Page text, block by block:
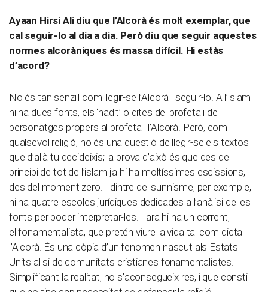
Ayaan Hirsi Ali diu que l’Alcorà és molt exemplar, que
cal seguir-lo al dia a dia. Però diu que seguir aquestes
normes alcoràniques és massa difícil. Hi estàs
d’acord?
No és tan senzill com llegir-se l’Alcorà i seguir-lo. A l’islam
hi ha dues fonts, els ‘hadit’ o dites del profeta i de
personatges propers al profeta i l’Alcorà. Però, com
qualsevol religió, no és una qüestió de llegir-se els textos i
que d’allà tu decideixis; la prova d’això és que des del
principi de tot de l’islam ja hi ha moltíssimes escissions,
des del moment zero. I dintre del sunnisme, per exemple,
hi ha quatre escoles jurídiques dedicades a l’anàlisi de les
fonts per poder interpretar-les. I ara hi ha un corrent,
el fonamentalista, que pretén viure la vida tal com dicta
l’Alcorà. És una còpia d’un fenomen nascut als Estats
Units al si de comunitats cristianes fonamentalistes.
Simplificant la realitat, no s’aconsegueix res, i que consti